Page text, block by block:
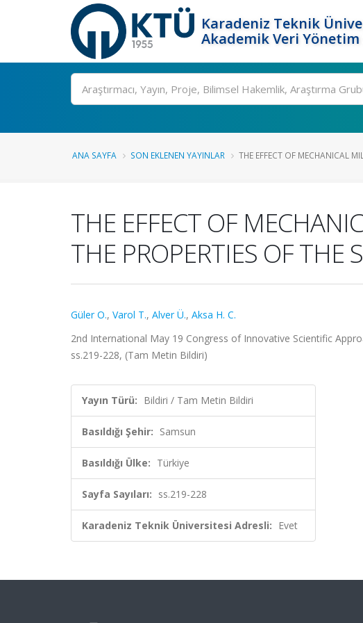
Karadeniz Teknik
Akademik Veri Yönetim
Ara
ANA SAYFA SON EKLENEN YAYINLAR THE EFFECT OF MECHANICAL
THE EFFECT OF
THE PROPERTIES OF THE
Güler O., Varol T., Alver Ü., Aksa H. C.
2nd International May 19 Congress of Innovative Scientific
ss.219-228, (Tam Metin Bildiri)
Yayın Türü: Bildiri / Tam Metin Bildiri
Basıldığı Şehir: Samsun
Basıldığı Ülke: Türkiye
Sayfa Sayıları: ss.219-228
Karadeniz Teknik Üniversitesi Adresli: Evet